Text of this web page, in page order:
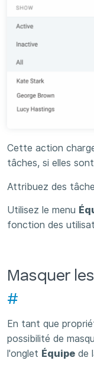
Cette action
tâches, si elles
Attribuez des
Utilisez le menu
fonction des
Masquer
#
En tant que
possibilité de
l'onglet Équipe de